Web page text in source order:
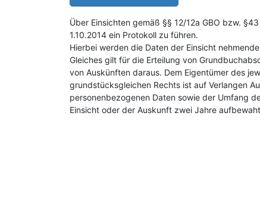
Über Einsichten gemäß §§ 12/12a GBO bzw.
1.10.2014 ein Protokoll zu führen.
Hierbei werden die Daten der Einsicht
Gleiches gilt für die Erteilung von
von Auskünften daraus. Dem Eigentümer des
grundstücksgleichen Rechts ist auf Verlangen
personenbezogenen Daten sowie der Umfang
Einsicht oder der Auskunft zwei Jahre